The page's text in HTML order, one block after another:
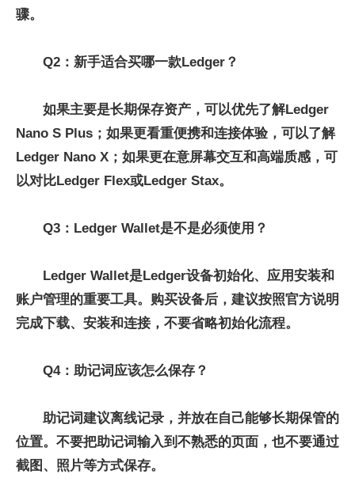
骤。
Q2：新手适合买哪一款Ledger？
如果主要是长期保存资产，可以优先了解Ledger
Nano S Plus；如果更看重便携和连接体验，可以了解
Ledger Nano X；如果更在意屏幕交互和高端质感，可
以对比Ledger Flex或Ledger Stax。
Q3：Ledger Wallet是不是必须使用？
Ledger Wallet是Ledger设备初始化、应用安装和
账户管理的重要工具。购买设备后，建议按照官方说明
完成下载、安装和连接，不要省略初始化流程。
Q4：助记词应该怎么保存？
助记词建议离线记录，并放在自己能够长期保管的
位置。不要把助记词输入到不熟悉的页面，也不要通过
截图、照片等方式保存。